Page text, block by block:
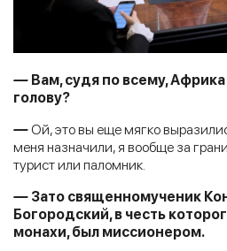
— Вам, судя по всему, Африка
голову?
— Ой, это вы еще мягко
меня назначили, я вообще за
турист или паломник.
— Зато священномученик
Богородский, в честь
монахи, был миссионером.